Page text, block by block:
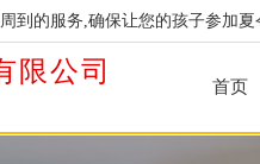
到的服务,确保让您的孩子参加
限公司 首页